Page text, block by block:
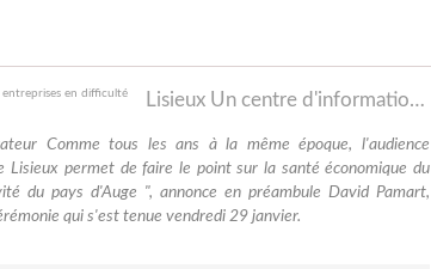
Lisieux Un centre d'information pour aider les entreprises en difficulté
Comme tous les ans à la même époque, l'audience
Lisieux permet de faire le point sur la santé économique du
du pays d'Auge ", annonce en préambule David Pamart,
qui s'est tenue vendredi 29 janvier.